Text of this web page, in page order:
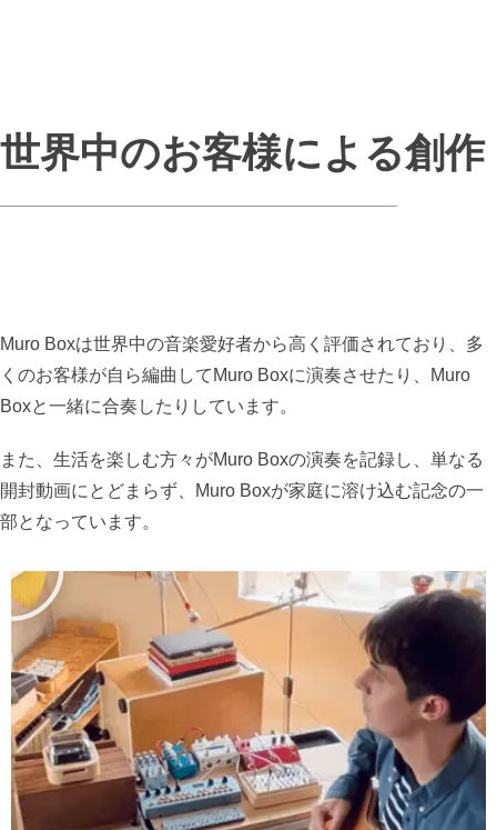
世界中のお客様による創作
Muro Boxは世界中の音楽愛好者から高く評価されており、多
くのお客様が自ら編曲してMuro Boxに演奏させたり、Muro
Boxと一緒に合奏したりしています。
また、生活を楽しむ方々がMuro Boxの演奏を記録し、単なる
開封動画にとどまらず、Muro Boxが家庭に溶け込む記念の一
部となっています。